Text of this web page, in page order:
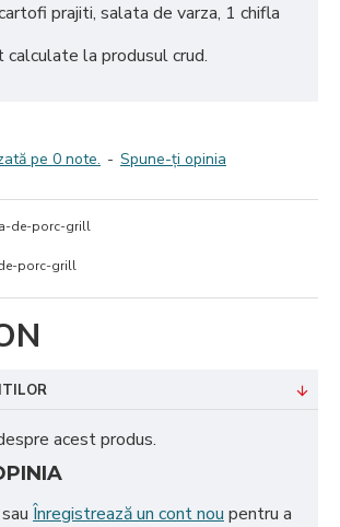
prajiti, salata de varza, 1 chifla
calculate la produsul crud.
pe 0 note. - Spune-ţi opinia
de-porc-grill
porc-grill
acest produs.
sau Înregistrează un cont nou pentru a